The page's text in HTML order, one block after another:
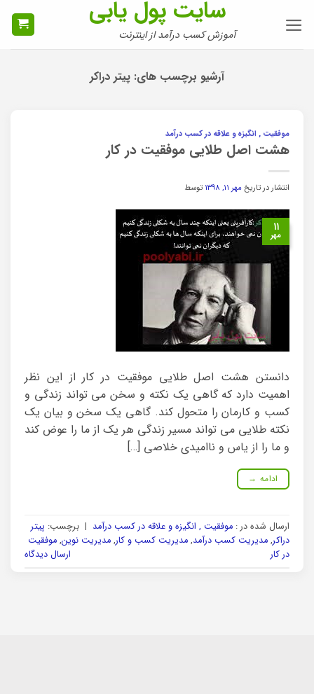
سایت پول یابی
آموزش کسب درآمد از اینترنت
آرشیو برچسب های: پیتر دراکر
موفقیت , انگیزه و علاقه در کسب درآمد
هشت اصل طلایی موفقیت در کار
انتشار در تاریخ مهر ۱۱, ۱۳۹۸ توسط
۱۱
مهر
دانستن هشت اصل طلایی موفقیت در کار از این نظر
اهمیت دارد که گاهی یک نکته و سخن می تواند زندگی و
کسب و کارمان را متحول کند. گاهی یک سخن و بیان یک
نکته طلایی می تواند مسیر زندگی هر یک از ما را عوض کند
و ما را از یاس و ناامیدی خلاصی […]
ادامه →
ارسال شده در : موفقیت , انگیزه و علاقه در کسب درآمد | برچسب: پیتر
دراکر, مدیریت کسب درآمد, مدیریت کسب و کار, مدیریت نوین, موفقیت
در کار
ارسال دیدگاه